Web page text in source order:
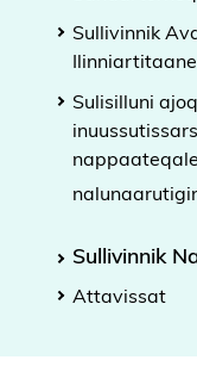
Sullivinnik
Sulisilluni
Sullivinnik
Attavissat